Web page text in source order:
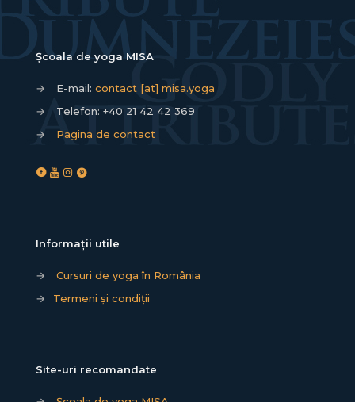
Școala de yoga MISA
→ E-mail: contact [at] misa.yoga
→
Telefon: +40 21 42 42 369
→
Pagina de contact
Informații utile
→
Cursuri de yoga în România
→
Termeni și condiții
Site-uri recomandate